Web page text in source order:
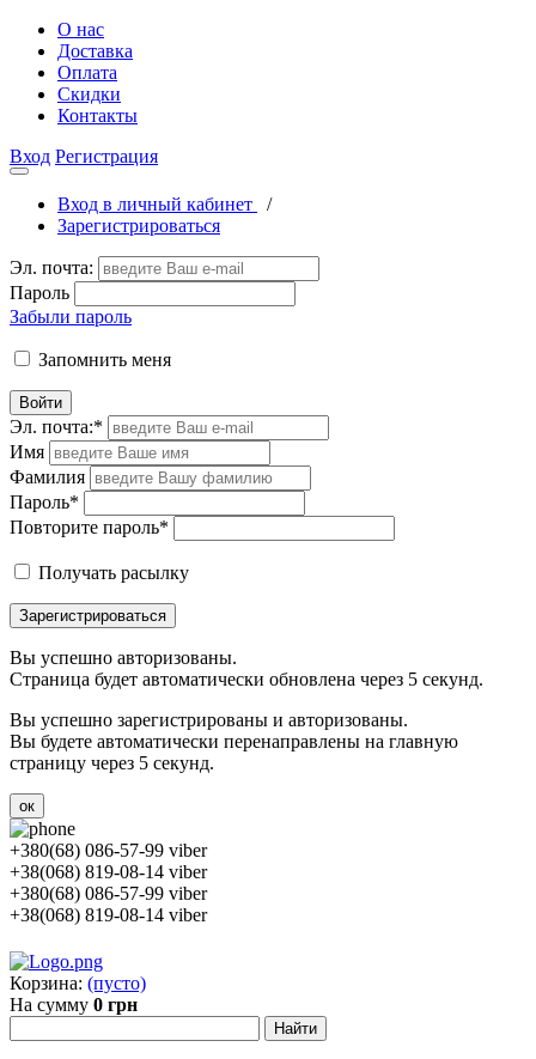
О нас
Доставка
Оплата
Скидки
Контакты
Вход Регистрация
Вход в личный кабинет
/
Зарегистрироваться
Эл. почта:
Пароль
Забыли пароль
Запомнить меня
Войти
Эл. почта:*
Имя
Фамилия
Пароль*
Повторите пароль*
Получать расылку
Зарегистрироваться
Вы успешно авторизованы.
Страница будет автоматически обновлена через 5 секунд.
Вы успешно зарегистрированы и авторизованы.
Вы будете автоматически перенаправлены на главную
страницу через 5 секунд.
ок
+380(68) 086-57-99 viber
+38(068) 819-08-14 viber
+380(68) 086-57-99 viber
+38(068) 819-08-14 viber
Корзина: (пусто)
На сумму 0 грн